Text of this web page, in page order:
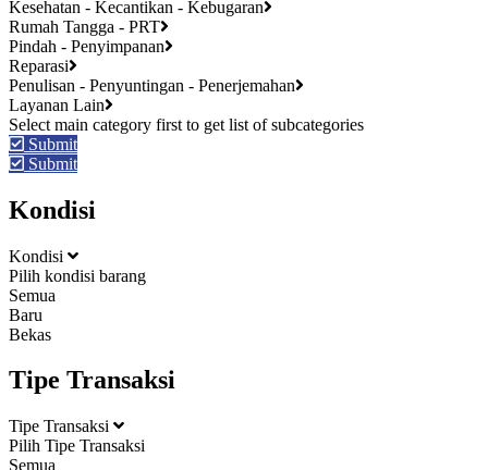
Kesehatan - Kecantikan - Kebugaran
Rumah Tangga - PRT
Pindah - Penyimpanan
Reparasi
Penulisan - Penyuntingan - Penerjemahan
Layanan Lain
Submit
Submit
Kondisi
Kondisi
Pilih kondisi barang
Semua
Baru
Bekas
Tipe Transaksi
Tipe Transaksi
Pilih Tipe Transaksi
Semua